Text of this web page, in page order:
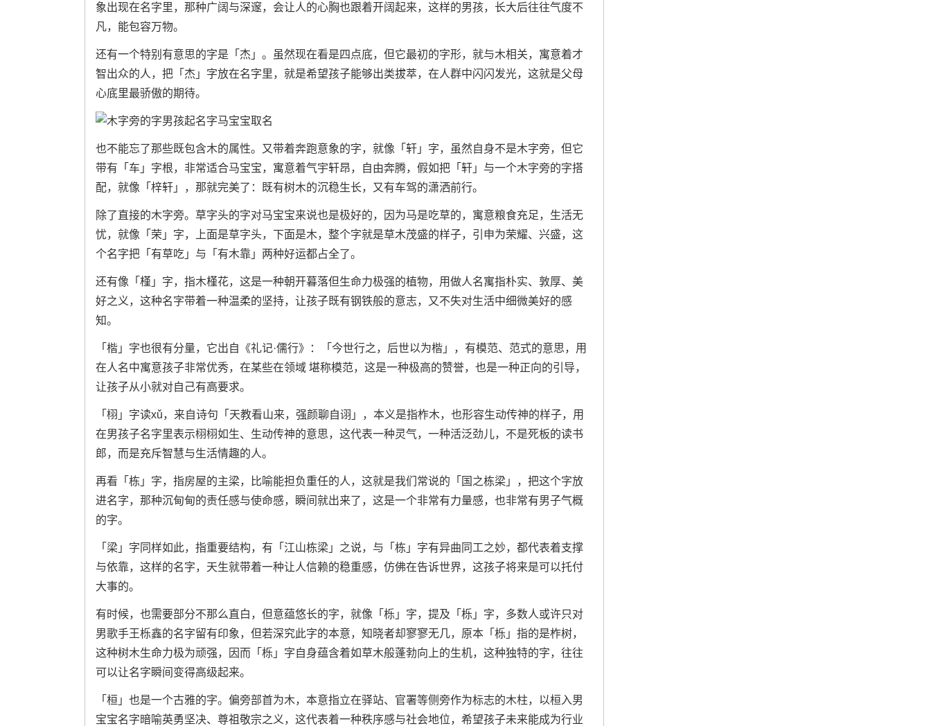
象出现在名字里，那种广阔与深邃，会让人的心胸也跟着开阔起来，这样的男孩，长大后往往气度不
凡，能包容万物。
还有一个特别有意思的字是「杰」。虽然现在看是四点底，但它最初的字形，就与木相关，寓意着才
智出众的人，把「杰」字放在名字里，就是希望孩子能够出类拔萃，在人群中闪闪发光，这就是父母
心底里最骄傲的期待。
也不能忘了那些既包含木的属性。又带着奔跑意象的字，就像「轩」字，虽然自身不是木字旁，但它
带有「车」字根，非常适合马宝宝，寓意着气宇轩昂，自由奔腾，假如把「轩」与一个木字旁的字搭
配，就像「梓轩」，那就完美了：既有树木的沉稳生长，又有车驾的潇洒前行。
除了直接的木字旁。草字头的字对马宝宝来说也是极好的，因为马是吃草的，寓意粮食充足，生活无
忧，就像「荣」字，上面是草字头，下面是木，整个字就是草木茂盛的样子，引申为荣耀、兴盛，这
个名字把「有草吃」与「有木靠」两种好运都占全了。
还有像「槿」字，指木槿花，这是一种朝开暮落但生命力极强的植物，用做人名寓指朴实、敦厚、美
好之义，这种名字带着一种温柔的坚持，让孩子既有钢铁般的意志，又不失对生活中细微美好的感
知。
「楷」字也很有分量，它出自《礼记·儒行》：「今世行之，后世以为楷」，有模范、范式的意思，用
在人名中寓意孩子非常优秀，在某些在领域 堪称模范，这是一种极高的赞誉，也是一种正向的引导，
让孩子从小就对自己有高要求。
「栩」字读xǔ，来自诗句「天教看山来，强颜聊自诩」，本义是指柞木，也形容生动传神的样子，用
在男孩子名字里表示栩栩如生、生动传神的意思，这代表一种灵气，一种活泛劲儿，不是死板的读书
郎，而是充斥智慧与生活情趣的人。
再看「栋」字，指房屋的主梁，比喻能担负重任的人，这就是我们常说的「国之栋梁」，把这个字放
进名字，那种沉甸甸的责任感与使命感，瞬间就出来了，这是一个非常有力量感，也非常有男子气概
的字。
「梁」字同样如此，指重要结构，有「江山栋梁」之说，与「栋」字有异曲同工之妙，都代表着支撑
与依靠，这样的名字，天生就带着一种让人信赖的稳重感，仿佛在告诉世界，这孩子将来是可以托付
大事的。
有时候，也需要部分不那么直白，但意蕴悠长的字，就像「栎」字，提及「栎」字，多数人或许只对
男歌手王栎鑫的名字留有印象，但若深究此字的本意，知晓者却寥寥无几，原本「栎」指的是柞树，
这种树木生命力极为顽强，因而「栎」字自身蕴含着如草木般蓬勃向上的生机，这种独特的字，往往
可以让名字瞬间变得高级起来。
「桓」也是一个古雅的字。偏旁部首为木，本意指立在驿站、官署等侧旁作为标志的木柱，以桓入男
宝宝名字暗喻英勇坚决、尊祖敬宗之义，这代表着一种秩序感与社会地位，希望孩子未来能成为行业